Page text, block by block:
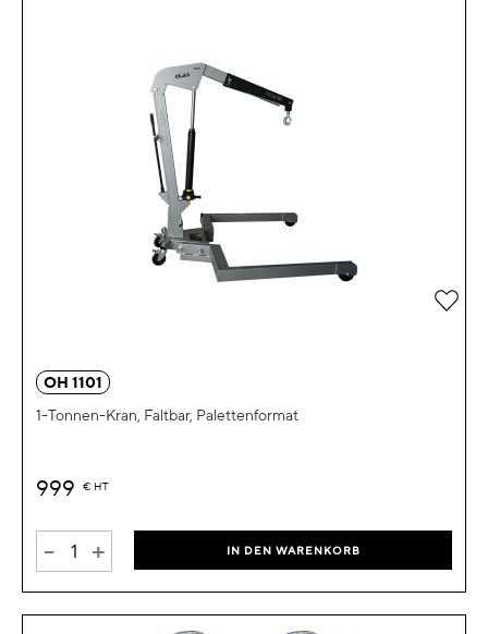
OH 1101
1-Tonnen-Kran, Faltbar, Palettenformat
999 € HT
- + IN DEN WARENKORB
Zur